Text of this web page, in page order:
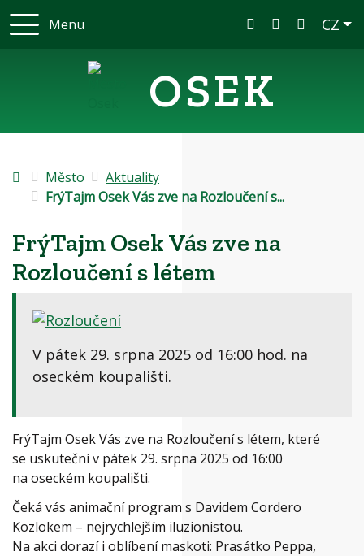
Menu
+420 417 837 202
CZ
OSEK
Úvodní stránka
Město
Aktuality
FrýTajm Osek Vás zve na Rozloučení s...
FrýTajm Osek Vás zve na
Rozloučení s létem
V pátek 29. srpna 2025 od 16:00 hod. na
oseckém koupališti.
FrýTajm Osek Vás zve na Rozloučení s létem, které
se uskuteční v pátek 29. srpna 2025 od 16:00
na oseckém koupališti.
Čeká vás animační program s Davidem Cordero
Kozlokem – nejrychlejším iluzionistou.
Na akci dorazí i oblíbení maskoti: Prasátko Peppa,